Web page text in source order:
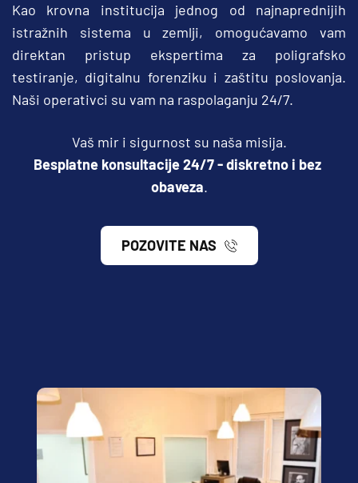
Kao krovna institucija jednog od najnaprednijih
istražnih sistema u zemlji, omogućavamo vam
direktan pristup ekspertima za poligrafsko
testiranje, digitalnu forenziku i zaštitu poslovanja.
Naši operativci su vam na raspolaganju 24/7.
Vaš mir i sigurnost su naša misija.
Besplatne konsultacije 24/7 - diskretno i bez
obaveza.
POZOVITE NAS